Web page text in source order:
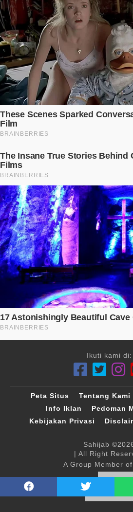
Ikuti kami di:
Peta Situs Tentang Kami
Info Iklan
Pedoman
Kebijakan Privasi
Sahijab
| All Right
A Group Member of